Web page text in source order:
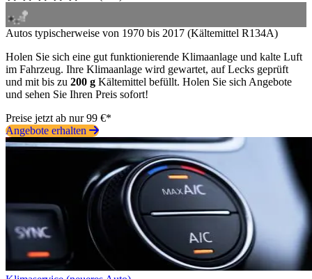
Autos typischerweise von 1970 bis 2017 (Kältemittel R134A)
Holen Sie sich eine gut funktionierende Klimaanlage und kalte Luft
im Fahrzeug. Ihre Klimaanlage wird gewartet, auf Lecks geprüft
und mit bis zu 200 g Kältemittel befüllt. Holen Sie sich Angebote
und sehen Sie Ihren Preis sofort!
Preise jetzt ab nur 99 €*
Angebote erhalten